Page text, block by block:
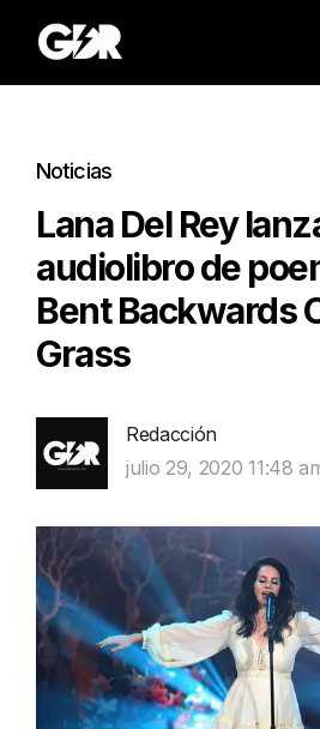
Noticias
Lana Del Rey
audiolibro de
Bent Backwards
Grass
Redacción
julio 29, 2020 11:48